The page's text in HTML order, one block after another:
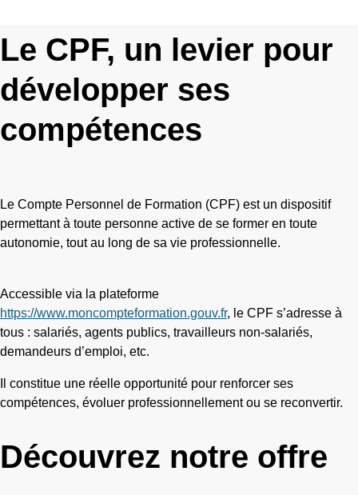
Le CPF, un levier pour
développer ses
compétences
Le Compte Personnel de Formation (CPF) est un dispositif
permettant à toute personne active de se former en toute
autonomie, tout au long de sa vie professionnelle.
Accessible via la plateforme
https://www.moncompteformation.gouv.fr, le CPF s’adresse à
tous : salariés, agents publics, travailleurs non-salariés,
demandeurs d’emploi, etc.
Il constitue une réelle opportunité pour renforcer ses
compétences, évoluer professionnellement ou se reconvertir.
Découvrez notre offre